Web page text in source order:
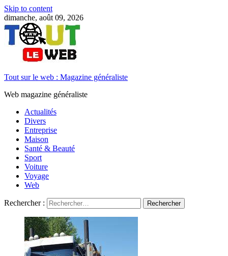
Skip to content
dimanche, août 09, 2026
Tout sur le web : Magazine généraliste
Web magazine généraliste
Actualités
Divers
Entreprise
Maison
Santé & Beauté
Sport
Voiture
Voyage
Web
Rechercher :